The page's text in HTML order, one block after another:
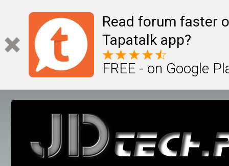
Read forum faster
Tapatalk app?
FREE - on Google